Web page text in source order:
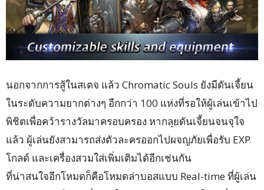
นอกจากการสู้ในสเตจ แล้ว Chromatic Souls ยังมีดันเจี้ยน
ในระดับความยากต่างๆ อีกกว่า 100 แห่งที่รอให้ผู้เล่นเข้าไป
พิชิตเพื่อคว้ารางวัลมาครอบครอง หากลุยดันเจี้ยนจนจุใจ
แล้ว ผู้เล่นยังสามารถส่งตัวละครออกไปผจญภัยเพื่อรับ EXP
โกลด์ และเครื่องสวมใส่เพิ่มเติมได้อีกเช่นกัน
ที่น่าสนใจอีกโหมดก็คือโหมดล่าบอสแบบ Real-time ที่ผู้เล่น